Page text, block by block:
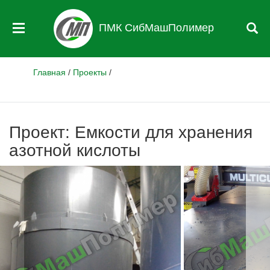
ПМК СибМашПолимер
Главная / Проекты /
Проект: Емкости для хранения
азотной кислоты